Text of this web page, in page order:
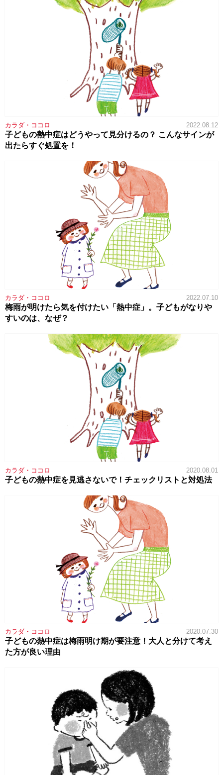
カラダ・ココロ 2022.08.12
子どもの熱中症はどうやって見分けるの？ こんなサインが
出たらすぐ処置を！
カラダ・ココロ 2022.07.10
梅雨が明けたら気を付けたい「熱中症」。子どもがなりや
すいのは、なぜ？
カラダ・ココロ 2020.08.01
子どもの熱中症を見逃さないで！チェックリストと対処法
カラダ・ココロ 2020.07.30
子どもの熱中症は梅雨明け期が要注意！大人と分けて考え
た方が良い理由